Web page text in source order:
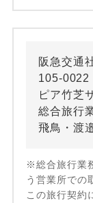
阪急交通
105-
ピア竹芝
総合旅行
飛鳥・渡
※総合旅行業
う営業所での
この旅行契約